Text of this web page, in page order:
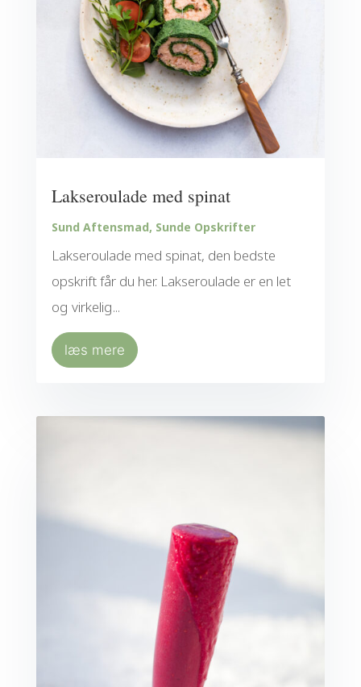
Lakseroulade med spinat
Sund Aftensmad, Sunde Opskrifter
Lakseroulade med spinat, den bedste
opskrift får du her. Lakseroulade er en let
og virkelig...
læs mere